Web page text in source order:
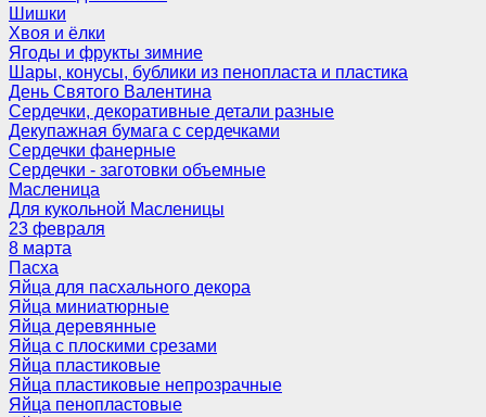
Шишки
Хвоя и ёлки
Ягоды и фрукты зимние
Шары, конусы, бублики из пенопласта и пластика
День Святого Валентина
Сердечки, декоративные детали разные
Декупажная бумага с сердечками
Сердечки фанерные
Сердечки - заготовки объемные
Масленица
Для кукольной Масленицы
23 февраля
8 марта
Пасха
Яйца для пасхального декора
Яйца миниатюрные
Яйца деревянные
Яйца с плоскими срезами
Яйца пластиковые
Яйца пластиковые непрозрачные
Яйца пенопластовые